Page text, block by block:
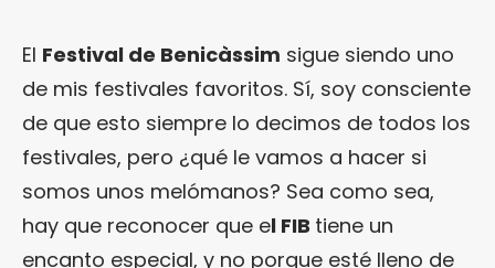
El Festival de Benicàssim sigue siendo uno
de mis festivales favoritos. Sí, soy consciente
de que esto siempre lo decimos de todos los
festivales, pero ¿qué le vamos a hacer si
somos unos melómanos? Sea como sea,
hay que reconocer que el FIB tiene un
encanto especial, y no porque esté lleno de